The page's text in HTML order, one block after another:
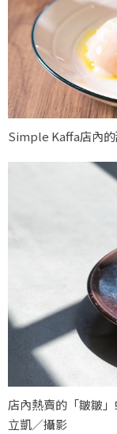
Simple Kaffa店內
店內熱賣的「皺皺
立凱／攝影